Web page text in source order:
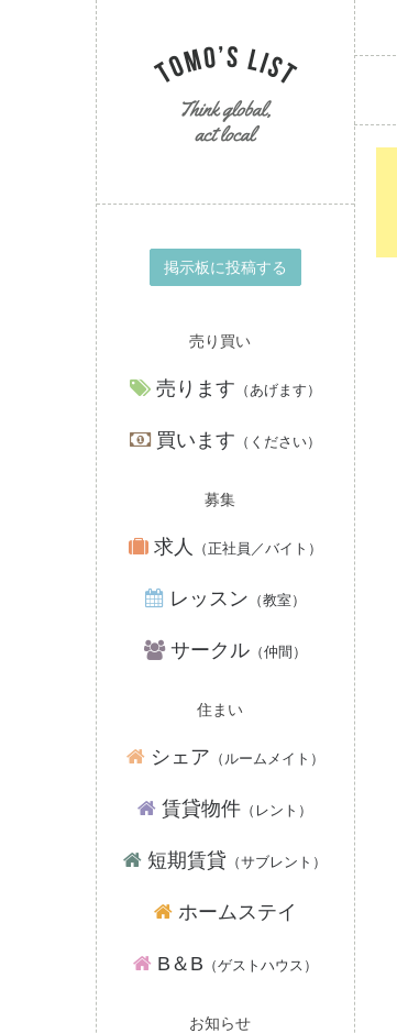
掲示板に投稿する
売り買い
売ります （あげます）
買います （ください）
募集
求人 （正社員／バイト）
レッスン （教室）
サークル（仲間）
住まい
シェア （ルームメイト）
賃貸物件 （レント）
短期賃貸 （サブレント）
ホームステイ
B＆B （ゲストハウス）
お知らせ